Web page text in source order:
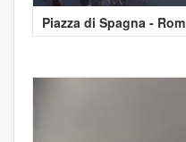
Piazza di Spagna - Rom